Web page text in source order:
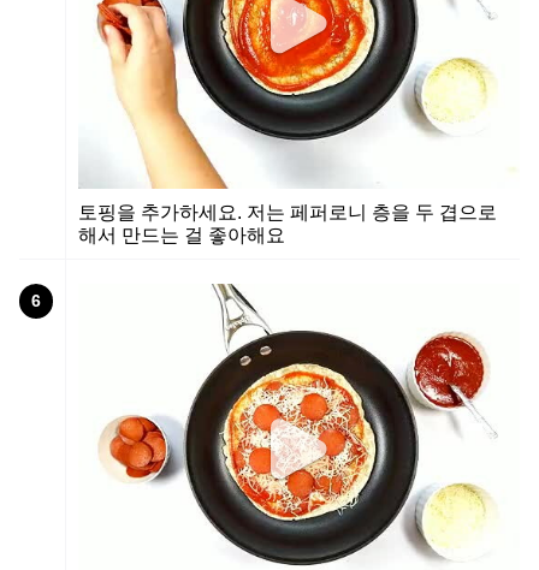
토핑을 추가하세요. 저는 페퍼로니 층을 두 겹으로
해서 만드는 걸 좋아해요
6